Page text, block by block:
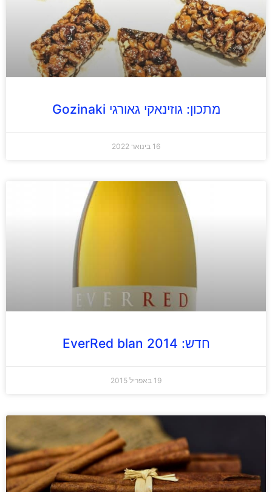
מתכון: גוזינאקי גאורגי Gozinaki
16 בינואר 2022
חדש: EverRed blan 2014
19 באפריל 2015